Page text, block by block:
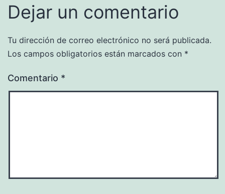
Dejar un comentario
Tu dirección de correo electrónico no será publicada.
Los campos obligatorios están marcados con *
Comentario *